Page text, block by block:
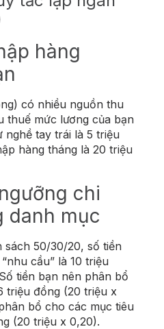
hàng
có nhiều nguồn thu
thuế mức lương của bạn
nghề tay trái là 5 triệu
hàng tháng là 20 triệu
chi
danh mục
sách 50/30/20, số tiền
cầu” là 10 triệu
tiền bạn nên phân bổ
triệu đồng (20 triệu x
bổ cho các mục tiêu
(20 triệu x 0,20).